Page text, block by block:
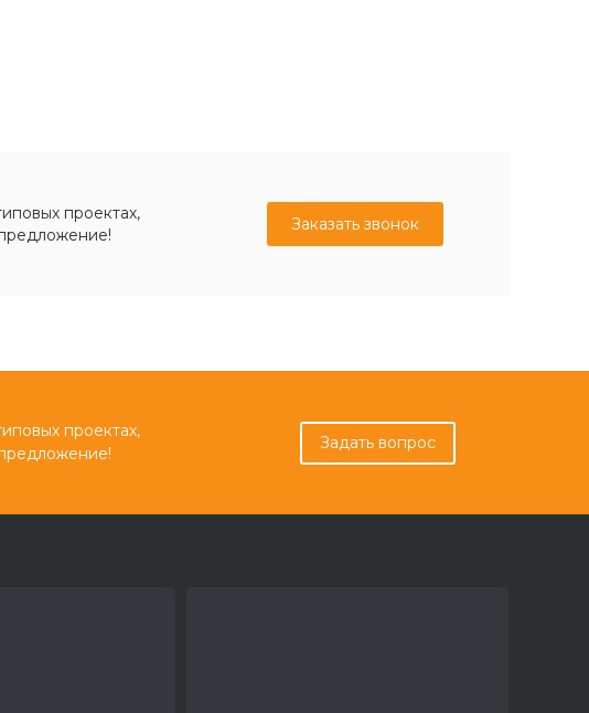
проектах,
Заказать звонок
проектах,
Задать вопрос